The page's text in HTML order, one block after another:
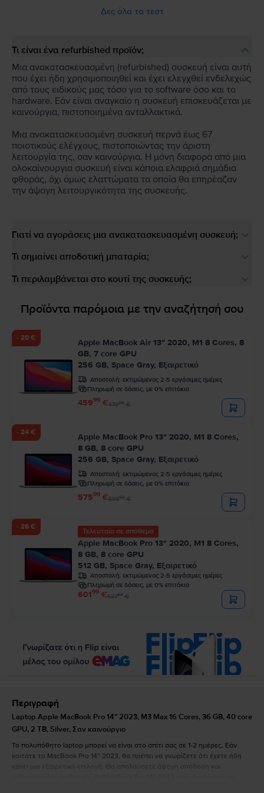
Δες όλα τα τεστ
Τι είναι ένα refurbished προϊόν;
Μια ανακατασκευασμένη (refurbished) συσκευή είναι αυτή
που έχει ήδη χρησιμοποιηθεί και έχει ελεγχθεί ενδελεχώς
από τους ειδικούς μας τόσο για το software όσο και το
hardware. Εάν είναι αναγκαίο η συσκευή επισκευάζεται με
καινούργια, πιστοποιημένα ανταλλακτικά.
Μια ανακατασκευασμένη συσκευή περνά έως 67
ποιοτικούς ελέγχους, πιστοποιώντας την άριστη
λειτουργία της, σαν καινούργια. Η μόνη διαφορά από μια
ολοκαίνουργια συσκευή είναι κάποια ελαφριά σημάδια
φθοράς, όχι όμως ελαττώματα τα οποία θα επηρέαζαν
την άψογη λειτουργικότητα της συσκευής.
Γιατί να αγοράσεις μια ανακατασκευασμένη συσκευή;
Τι σημαίνει αποδοτική μπαταρία;
Τι περιλαμβάνεται στο κουτί της συσκευής;
Προϊόντα παρόμοια με την αναζήτησή σου
- 20 €
Apple MacBook Air 13″ 2020, M1 8 Cores, 8
GB, 7 core GPU
256 GB, Space Gray, Εξαιρετικό
Αποστολή: εκτιμώμενος 2-5 εργάσιμες ημέρες
Πληρωμή σε δόσεις, με 0% επιτόκιο
45999 €47999€
- 24 €
Apple MacBook Pro 13″ 2020, M1 8 Cores,
8 GB, 8 core GPU
256 GB, Space Gray, Εξαιρετικό
Αποστολή: εκτιμώμενος 2-5 εργάσιμες ημέρες
Πληρωμή σε δόσεις, με 0% επιτόκιο
57599 €59999€
- 26 €
Τελευταίο σε απόθεμα
Apple MacBook Pro 13″ 2020, M1 8 Cores,
8 GB, 8 core GPU
512 GB, Space Gray, Εξαιρετικό
Αποστολή: εκτιμώμενος 2-5 εργάσιμες ημέρες
Πληρωμή σε δόσεις, με 0% επιτόκιο
60199 €62799€
Περιγραφή
Laptop Apple MacBook Pro 14″ 2023, M3 Max 16 Cores, 36 GB, 40 core
GPU, 2 TB, Silver, Σαν καινούργιο
Το πολυπόθητο laptop μπορεί να είναι στο σπίτι σας σε 1-2 ημέρες. Εάν
κοιτάτε το MacBook Pro 14” 2023, θα πρέπει να γνωρίζετε ότι έχετε ήδη
κάνει μια εξαιρετική επιλογή. Θα απολαύσετε άψογη απόδοση και